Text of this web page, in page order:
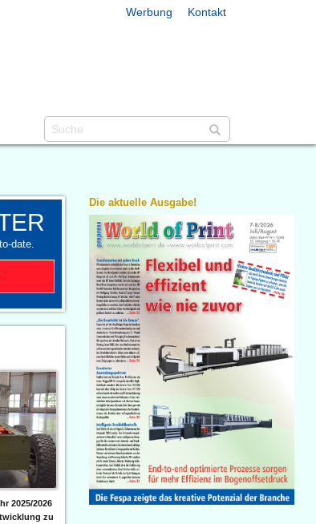
Werbung Kontakt
date.
2025/2026
zu
Die aktuelle Ausgabe!